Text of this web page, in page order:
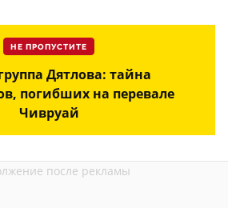
НЕ ПРОПУСТИТЕ
Дятлова: тайна
погибших на перевале
Чивруай